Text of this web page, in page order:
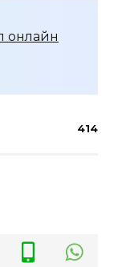
онлайн
414